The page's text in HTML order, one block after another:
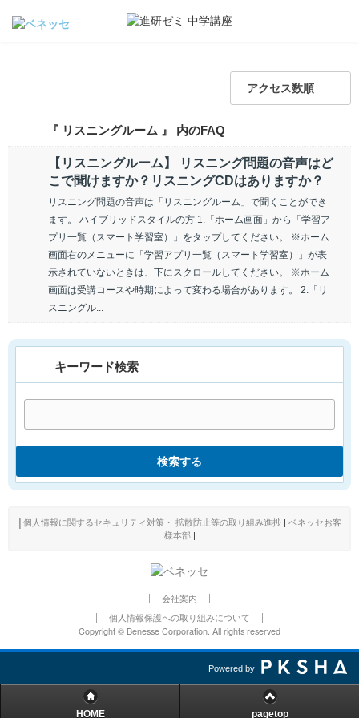
アクセス数順
『 リスニングルーム 』 内のFAQ
【リスニングルーム】 リスニング問題の音声はど
こで聞けますか？リスニングCDはありますか？
リスニング問題の音声は「リスニングルーム」で聞くことができ
ます。 ハイブリッドスタイルの方 1.「ホーム画面」から「学習ア
プリ一覧（スマート学習室）」をタップしてください。 ※ホーム
画面右のメニューに「学習アプリ一覧（スマート学習室）」が表
示されていないときは、下にスクロールしてください。 ※ホーム
画面は受講コースや時期によって変わる場合があります。 2.「リ
スニングル...
キーワード検索
検索する
個人情報に関するセキュリティ対策・ 拡散防止等の取り組み進捗
ベネッセお客
様本部|
会社案内
個人情報保護への取り組みについて
Copyright © Benesse Corporation. All rights reserved
Powered by
HOME pagetop